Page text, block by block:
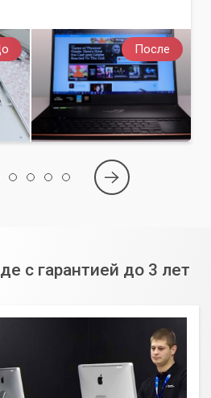
После
с гарантией до 3 лет